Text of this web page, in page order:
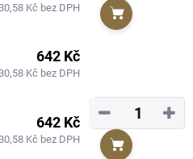
Kč bez DPH
Do košíku
642 Kč
Kč bez DPH
642 Kč
Kč bez DPH
+
−